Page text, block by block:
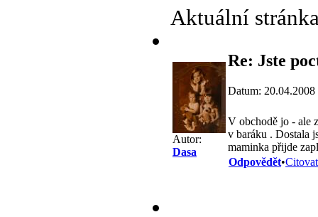
Aktuální
Autor:
Dasa
Re: Jste
Datum: 20.04.2008
V obchodě jo - ale
v baráku . Dostala
maminka přijde
Odpovědět•Citovat